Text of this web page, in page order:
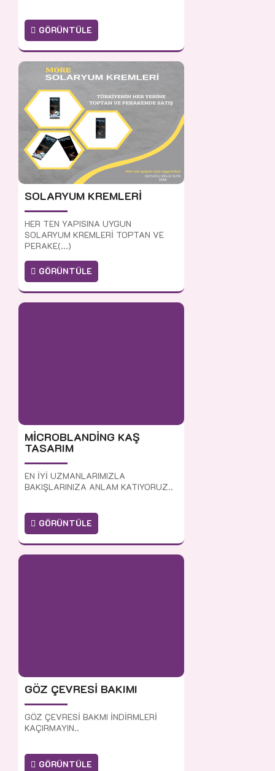
GÖRÜNTÜLE
SOLARYUM KREMLERİ
HER TEN YAPISINA UYGUN
SOLARYUM KREMLERİ TOPTAN VE
PERAKE(...)
GÖRÜNTÜLE
MİCROBLANDİNG KAŞ
TASARIM
EN İYİ UZMANLARIMIZLA
BAKIŞLARINIZA ANLAM KATIYORUZ..
GÖRÜNTÜLE
GÖZ ÇEVRESİ BAKIMI
GÖZ ÇEVRESİ BAKMI İNDİRMLERİ
KAÇIRMAYIN..
GÖRÜNTÜLE